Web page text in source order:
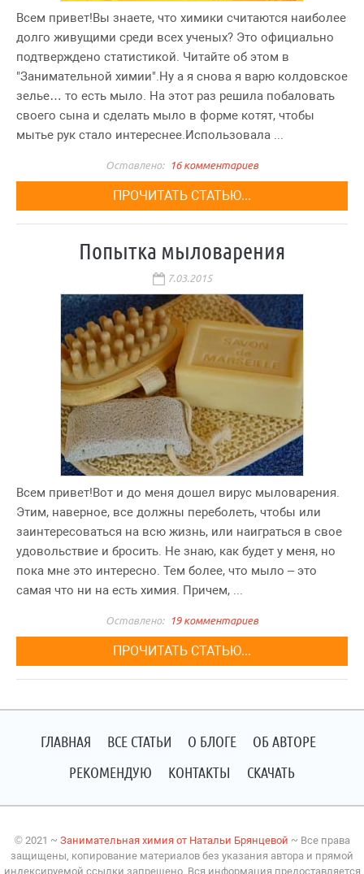
Всем привет!Вы знаете, что химики считаются наиболее
долго живущими среди всех ученых? Это официально
подтверждено статистикой. Читайте об этом в
"Занимательной химии".Ну а я снова я варю колдовское
зелье… то есть мыло. На этот раз решила побаловать
своего сына и сделать мыло в форме котят, чтобы
мытье рук стало интереснее.Использовала ...
16 комментариев
ПРОЧИТАТЬ СТАТЬЮ...
Попытка мыловарения
7.03.2015
Всем привет!Вот и до меня дошел вирус мыловарения.
Этим, наверное, все должны переболеть, чтобы или
заинтересоваться на всю жизнь, или наиграться в свое
удовольствие и бросить. Не знаю, как будет у меня, но
пока мне это интересно. Тем более, что мыло – это
самая что ни на есть химия. Причем, ...
19 комментариев
ПРОЧИТАТЬ СТАТЬЮ...
ГЛАВНАЯ ВСЕ СТАТЬИ О БЛОГЕ
ОБ АВТОРЕ
РЕКОМЕНДУЮ
КОНТАКТЫ СКАЧАТЬ
© 2021 ~ Занимательная химия от Натальи Брянцевой ~ Все права
защищены, копирование материалов без указания автора и прямой
индексируемой ссылки запрещено. Вся информация предоставляется